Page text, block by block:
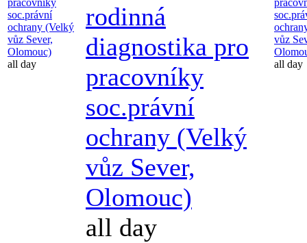
pracovníky
soc.právní
ochrany (Velký
vůz Sever,
Olomouc)
all day
rodinná
diagnostika pro
pracovníky
soc.právní
ochrany (Velký
vůz Sever,
Olomouc)
all day
vůz
all day